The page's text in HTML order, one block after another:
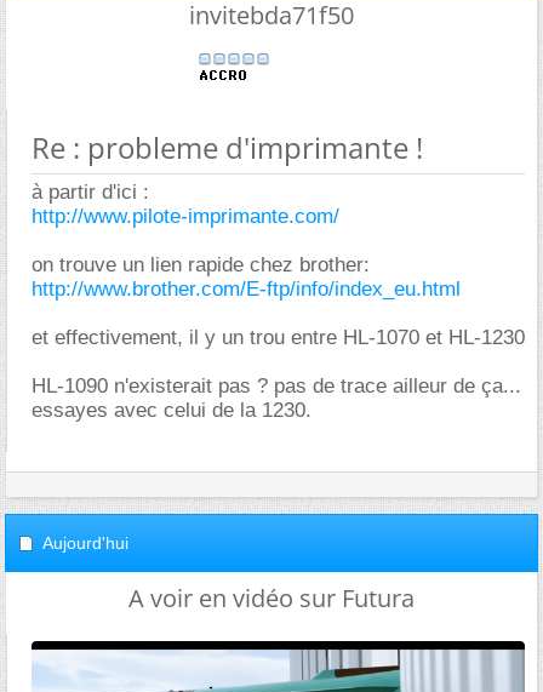
invitebda71f50
Re : probleme d'imprimante !
à partir d'ici :
http://www.pilote-imprimante.com/
on trouve un lien rapide chez brother:
http://www.brother.com/E-ftp/info/index_eu.html
et effectivement, il y un trou entre HL-1070 et HL-1230
HL-1090 n'existerait pas ? pas de trace ailleur de ça...
essayes avec celui de la 1230.
Aujourd'hui
A voir en vidéo sur Futura